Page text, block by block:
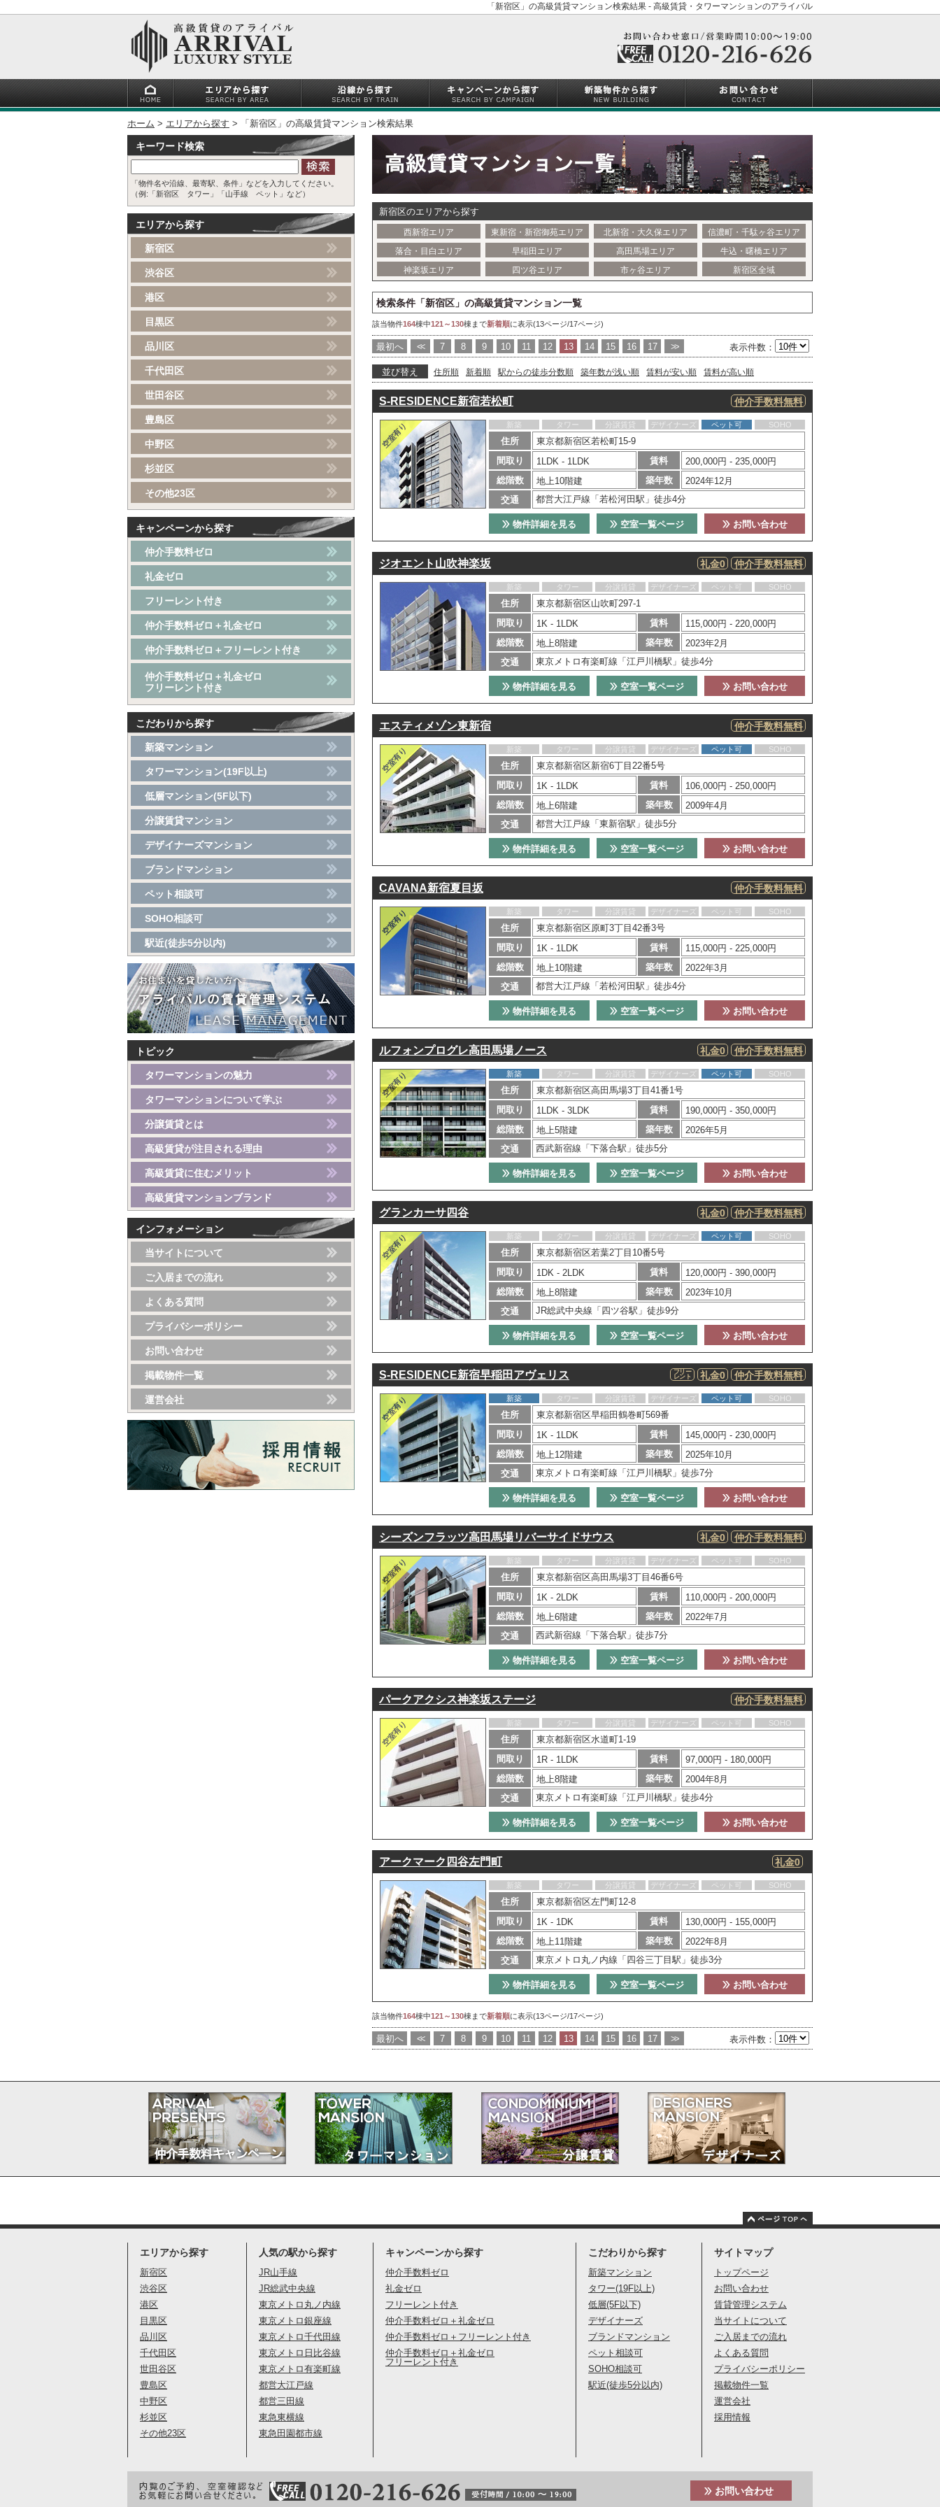
「新宿区」の高級賃貸マンション検索結果 - 高級賃貸・タワーマンションのアライバル
ホーム エリアから探す 「新宿区」の高級賃貸マンション検索結果
新宿区のエリアから探す
西新宿エリア 東新宿・新宿御苑エリア 北新宿・大久保エリア
信濃町・千駄ヶ谷エリア
落合・目白エリア
早稲田エリア 高田馬場エリア
牛込・曙橋エリア
神楽坂エリア
四ツ谷エリア 市ヶ谷エリア 新宿区全域
検索条件「新宿区」の高級賃貸マンション一覧
該当物件164棟中121～130棟まで新着順に表示(13ページ/17ページ)
最初へ << 7 8 9 10 11 12 13 14 15 16 17 >> 表示件数：
並び替え 住所順 新着順 駅からの徒歩分数順 築年数が浅い順 賃料が安い順 賃料が高い順
S-RESIDENCE新宿若松町 仲介手数料無料
新築 タワー 分譲賃貸 デザイナーズ ペット可 SOHO
住所
東京都新宿区若松町15-9
間取り
1LDK - 1LDK 賃料
200,000円 - 235,000円
総階数
地上10階建 築年数
2024年12月
交通
都営大江戸線「若松河田駅」徒歩4分
お問い合わせ
空室一覧ページ
物件詳細を見る
ジオエント山吹神楽坂 仲介手数料無料
礼金0
新築 タワー 分譲賃貸 デザイナーズ ペット可 SOHO
住所
東京都新宿区山吹町297-1
間取り
1K - 1LDK 賃料
115,000円 - 220,000円
総階数
地上8階建 築年数
2023年2月
交通
東京メトロ有楽町線「江戸川橋駅」徒歩4分
お問い合わせ
空室一覧ページ
物件詳細を見る
エスティメゾン東新宿 仲介手数料無料
新築 タワー 分譲賃貸 デザイナーズ ペット可 SOHO
住所
東京都新宿区新宿6丁目22番5号
間取り
1K - 1LDK 賃料
106,000円 - 250,000円
総階数
地上6階建 築年数
2009年4月
交通
都営大江戸線「東新宿駅」徒歩5分
お問い合わせ
空室一覧ページ
物件詳細を見る
CAVANA新宿夏目坂 仲介手数料無料
新築 タワー 分譲賃貸 デザイナーズ ペット可 SOHO
住所
東京都新宿区原町3丁目42番3号
間取り
1K - 1LDK 賃料
115,000円 - 225,000円
総階数
地上10階建 築年数
2022年3月
交通
都営大江戸線「若松河田駅」徒歩4分
お問い合わせ
空室一覧ページ
物件詳細を見る
ルフォンプログレ高田馬場ノース 仲介手数料無料
礼金0
新築 タワー 分譲賃貸 デザイナーズ ペット可 SOHO
住所
東京都新宿区高田馬場3丁目41番1号
間取り
1LDK - 3LDK 賃料
190,000円 - 350,000円
総階数
地上5階建 築年数
2026年5月
交通
西武新宿線「下落合駅」徒歩5分
お問い合わせ
空室一覧ページ
物件詳細を見る
グランカーサ四谷 仲介手数料無料
礼金0
新築 タワー 分譲賃貸 デザイナーズ ペット可 SOHO
住所
東京都新宿区若葉2丁目10番5号
間取り
1DK - 2LDK 賃料
120,000円 - 390,000円
総階数
地上8階建 築年数
2023年10月
交通
JR総武中央線「四ツ谷駅」徒歩9分
お問い合わせ
空室一覧ページ
物件詳細を見る
S-RESIDENCE新宿早稲田アヴェリス 仲介手数料無料
礼金0
フリー
レント
新築 タワー 分譲賃貸 デザイナーズ ペット可 SOHO
住所
東京都新宿区早稲田鶴巻町569番
間取り
1K - 1LDK 賃料
145,000円 - 230,000円
総階数
地上12階建 築年数
2025年10月
交通
東京メトロ有楽町線「江戸川橋駅」徒歩7分
お問い合わせ
空室一覧ページ
物件詳細を見る
シーズンフラッツ高田馬場リバーサイドサウス 仲介手数料無料
礼金0
新築 タワー 分譲賃貸 デザイナーズ ペット可 SOHO
住所
東京都新宿区高田馬場3丁目46番6号
間取り
1K - 2LDK 賃料
110,000円 - 200,000円
総階数
地上6階建 築年数
2022年7月
交通
西武新宿線「下落合駅」徒歩7分
お問い合わせ
空室一覧ページ
物件詳細を見る
パークアクシス神楽坂ステージ 仲介手数料無料
新築 タワー 分譲賃貸 デザイナーズ ペット可 SOHO
住所
東京都新宿区水道町1-19
間取り
1R - 1LDK 賃料
97,000円 - 180,000円
総階数
地上8階建 築年数
2004年8月
交通
東京メトロ有楽町線「江戸川橋駅」徒歩4分
お問い合わせ
空室一覧ページ
物件詳細を見る
アークマーク四谷左門町 礼金0
新築 タワー 分譲賃貸 デザイナーズ ペット可 SOHO
住所
東京都新宿区左門町12-8
間取り
1K - 1DK 賃料
130,000円 - 155,000円
総階数
地上11階建 築年数
2022年8月
交通
東京メトロ丸ノ内線「四谷三丁目駅」徒歩3分
お問い合わせ
空室一覧ページ
物件詳細を見る
該当物件164棟中121～130棟まで新着順に表示(13ページ/17ページ)
最初へ << 7 8 9 10 11 12 13 14 15 16 17 >> 表示件数：
キーワード検索
「物件名や沿線、最寄駅、条件」などを入力してください。
（例:「新宿区 タワー」「山手線 ペット」など）
エリアから探す
新宿区
渋谷区
港区
目黒区
品川区
千代田区
世田谷区
豊島区
中野区
杉並区
その他23区
キャンペーンから探す
仲介手数料ゼロ
礼金ゼロ
フリーレント付き
仲介手数料ゼロ＋礼金ゼロ
仲介手数料ゼロ＋フリーレント付き
仲介手数料ゼロ＋礼金ゼロ
フリーレント付き
こだわりから探す
新築マンション
タワーマンション(19F以上)
低層マンション(5F以下)
分譲賃貸マンション
デザイナーズマンション
ブランドマンション
ペット相談可
SOHO相談可
駅近(徒歩5分以内)
トピック
タワーマンションの魅力
タワーマンションについて学ぶ
分譲賃貸とは
高級賃貸が注目される理由
高級賃貸に住むメリット
高級賃貸マンションブランド
インフォメーション
当サイトについて
ご入居までの流れ
よくある質問
プライバシーポリシー
お問い合わせ
掲載物件一覧
運営会社
エリアから探す
新宿区
渋谷区
港区
目黒区
品川区
千代田区
世田谷区
豊島区
中野区
杉並区
その他23区
人気の駅から探す
JR山手線
JR総武中央線
東京メトロ丸ノ内線
東京メトロ銀座線
東京メトロ千代田線
東京メトロ日比谷線
東京メトロ有楽町線
都営大江戸線
都営三田線
東急東横線
東急田園都市線
キャンペーンから探す
仲介手数料ゼロ
礼金ゼロ
フリーレント付き
仲介手数料ゼロ＋礼金ゼロ
仲介手数料ゼロ＋フリーレント付き
仲介手数料ゼロ＋礼金ゼロ
フリーレント付き
こだわりから探す
新築マンション
タワー(19F以上)
低層(5F以下)
デザイナーズ
ブランドマンション
ペット相談可
SOHO相談可
駅近(徒歩5分以内)
サイトマップ
トップページ
お問い合わせ
賃貸管理システム
当サイトについて
ご入居までの流れ
よくある質問
プライバシーポリシー
掲載物件一覧
運営会社
採用情報
お問い合わせ